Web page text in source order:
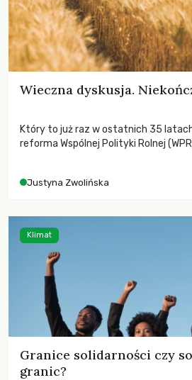
Wieczna dyskusja.
Który to już raz w ostatnich 35
reforma Wspólnej Polityki Rolnej
Justyna Zwolińska
Granice solidarności czy
granic?
Klimat